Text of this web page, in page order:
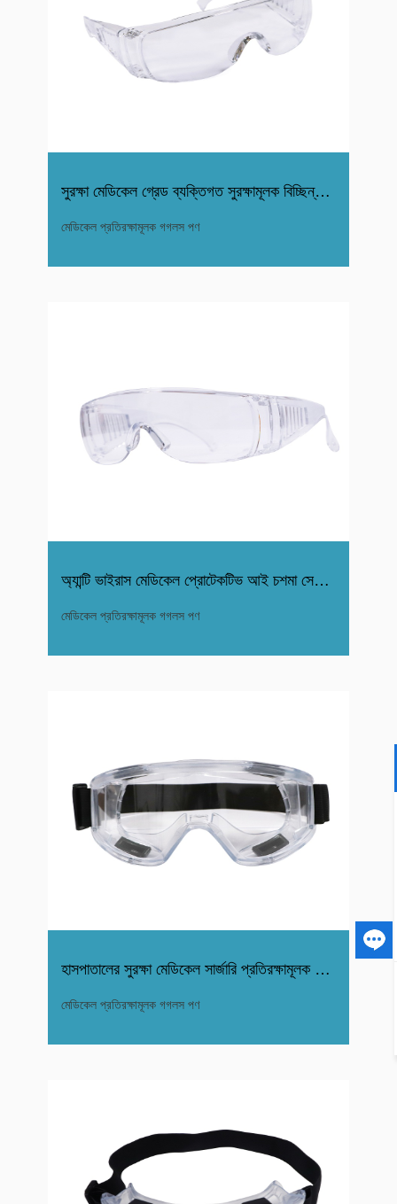
সুরক্ষা মেডিকেল গ্রেড ব্যক্তিগত সুরক্ষামূলক বিচ্ছিন্নতা গগলস
মেডিকেল প্রতিরক্ষামূলক গগলস পণ
অ্যান্টি ভাইরাস মেডিকেল প্রোটেকটিভ আই চশমা সেফটি গগলস
মেডিকেল প্রতিরক্ষামূলক গগলস পণ
হাসপাতালের সুরক্ষা মেডিকেল সার্জারি প্রতিরক্ষামূলক চশমা চশমা
মেডিকেল প্রতিরক্ষামূলক গগলস পণ